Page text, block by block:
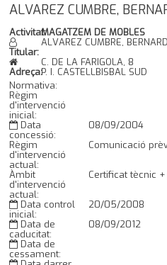
ALVAREZ CUMBRE,
Activitat:MAGATZEM DE MOBLES
Titular:
ALVAREZ CUMBRE,
Adreça:
C. DE LA FARIGOLA, 8
P. I. CASTELLBISBAL SUD
Normativa:
Règim
d'intervenció
inicial:
Data
concessió:
08/09/2004
Règim
d'intervenció
actual:
Comunicació
Àmbit
d'intervenció
actual:
Certificat tècnic
Data control
inicial:
20/05/2008
Data de
caducitat:
08/09/2012
Data de
cessament: